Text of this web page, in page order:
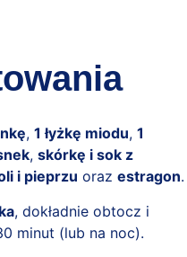
, 1 łyżkę miodu, 1
, skórkę i sok z
i pieprzu oraz estragon.
, dokładnie obtocz i
minut (lub na noc).